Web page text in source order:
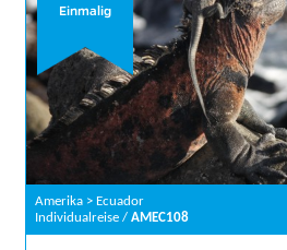
Einmalig
Amerika > Ecuador
Individualreise / AMEC108